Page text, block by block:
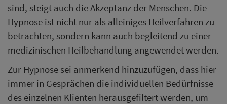
sind, steigt auch die Akzeptanz der Menschen. Die
Hypnose ist nicht nur als alleiniges Heilverfahren zu
betrachten, sondern kann auch begleitend zu einer
medizinischen Heilbehandlung angewendet werden.
Zur Hypnose sei anmerkend hinzuzufügen, dass hier
immer in Gesprächen die individuellen Bedürfnisse
des einzelnen Klienten herausgefiltert werden, um